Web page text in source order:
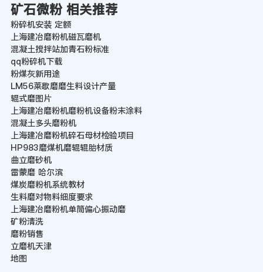
矿石微粉 相关推荐
粉碎机安装 定额
上海建冶磨粉机磁瓦磨机
混凝土搅拌站加青石粉标准
qq粉碎机下载
粉煤灰新用途
LM56莱歇磨磨生料设计产量
辊式磨图片
上海建冶磨粉机磨粉机设备粉末涂料
混凝土多头磨粉机
上海建冶磨粉机碎石母材检验项目
HP983磨煤机磨辊辊胎材质
曲立磨砂机
雷蒙磨 哈尔滨
煤炭磨粉机系统教材
生料磨对物料细度要求
上海建冶磨粉机单筒偏心振动磨
矿粉清洗
磨粉销售
立磨机天津
地图